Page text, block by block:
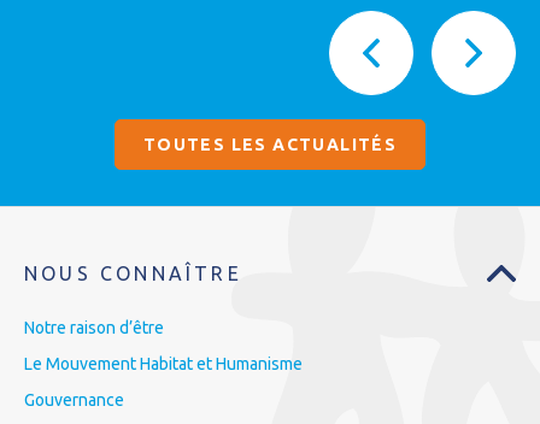
TOUTES LES ACTUALITÉS
NOUS CONNAÎTRE
Notre raison d’être
Le Mouvement Habitat et Humanisme
Gouvernance